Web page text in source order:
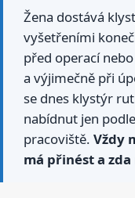
Žena dostává
vyšetřeními
před operací
a výjimečně při
se dnes klystýr
nabídnut jen
pracoviště. Vždy
má přinést a